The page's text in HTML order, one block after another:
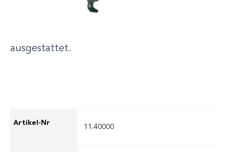
Lagerzeit als herkömmliche Sandsäcke
ausgestattet.
11.40000